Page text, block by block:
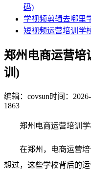
码)
学视频剪辑去哪里
短视频运营培训学
郑州电商运营培
训)
编辑：covsun时间：
1863
郑州电商运营培训
在郑州，电商运营
想过，这些学校背后的